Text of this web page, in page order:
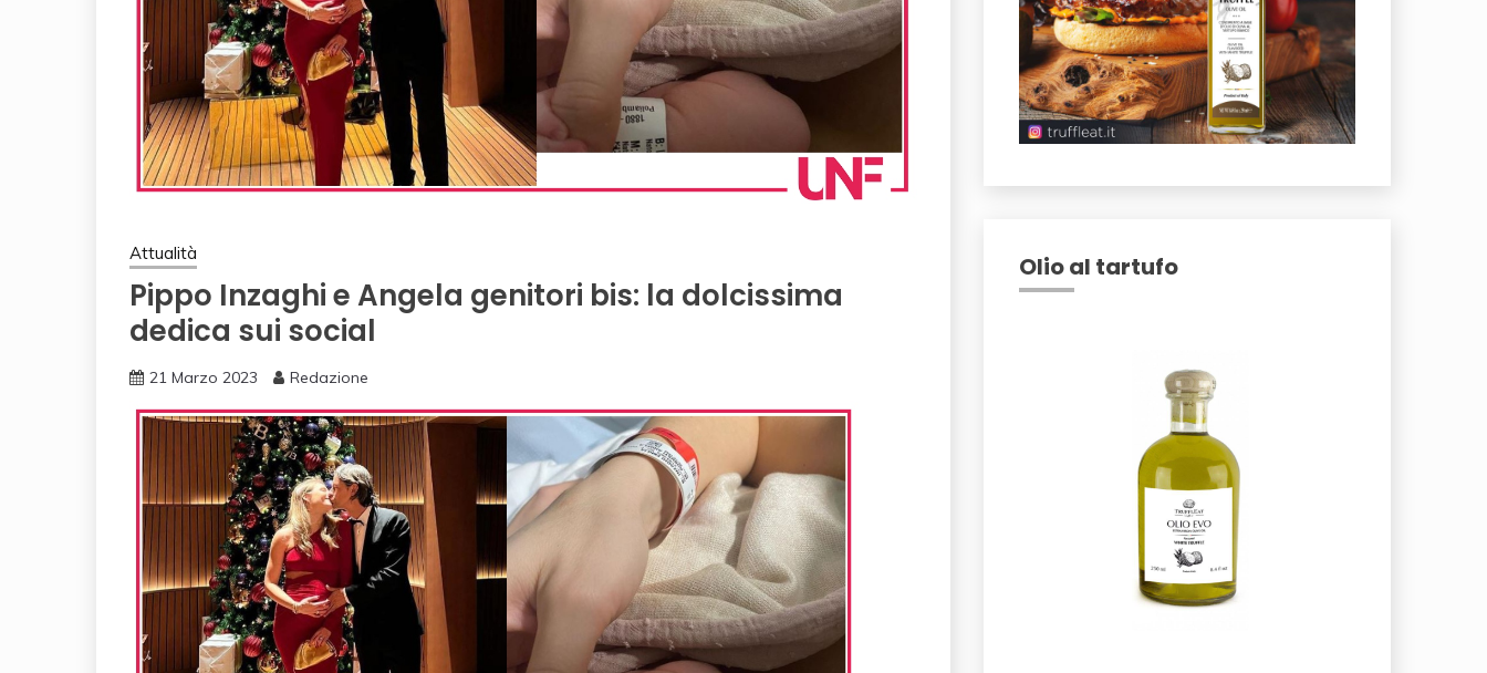
Attualità
Pippo Inzaghi e Angela genitori bis: la dolcissima
dedica sui social
21 Marzo 2023 Redazione
Olio al tartufo